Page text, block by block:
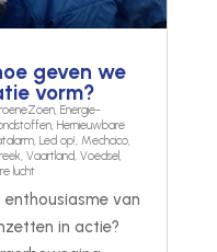
geven we
vorm?
, Energie-
, Hernieuwbare
, Led op!, Mechcico,
, Vaartland, Voedsel,
lucht
enthousiasme van
in actie?